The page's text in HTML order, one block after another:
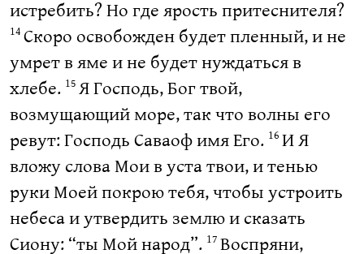
истребить? Но где ярость притеснителя?
14 Скоро освобожден будет пленный, и не
умрет в яме и не будет нуждаться в
хлебе. 15 Я Господь, Бог твой,
возмущающий море, так что волны его
ревут: Господь Саваоф имя Его. 16 И Я
вложу слова Мои в уста твои, и тенью
руки Моей покрою тебя, чтобы устроить
небеса и утвердить землю и сказать
Сиону: “ты Мой народ”. 17 Воспряни,